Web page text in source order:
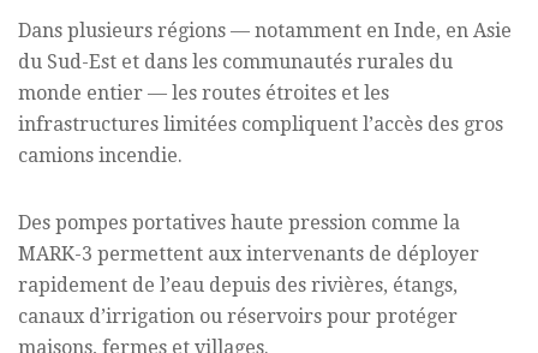
Dans plusieurs régions — notamment en Inde, en Asie
du Sud-Est et dans les communautés rurales du
monde entier — les routes étroites et les
infrastructures limitées compliquent l’accès des gros
camions incendie.
Des pompes portatives haute pression comme la
MARK-3 permettent aux intervenants de déployer
rapidement de l’eau depuis des rivières, étangs,
canaux d’irrigation ou réservoirs pour protéger
maisons, fermes et villages.